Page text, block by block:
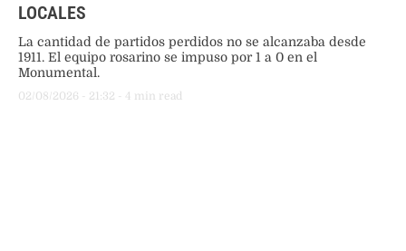
LOCALES
La cantidad de partidos perdidos no se alcanzaba desde
1911. El equipo rosarino se impuso por 1 a 0 en el
Monumental.
02/08/2026 - 21:32 - 4 min read